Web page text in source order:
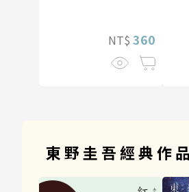
NT$ 360
東野圭吾經典作